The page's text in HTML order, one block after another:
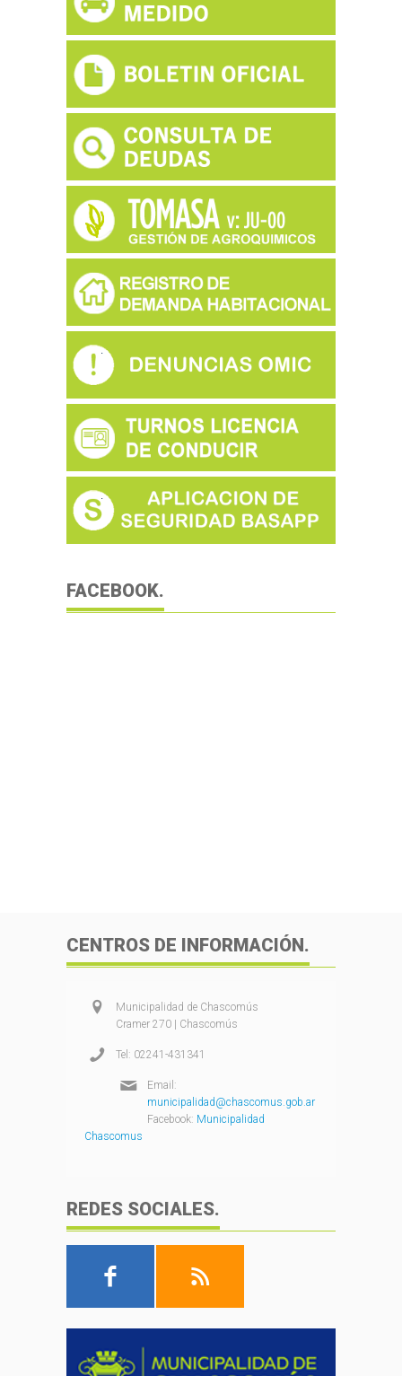
FACEBOOK.
CENTROS DE INFORMACIÓN.
Municipalidad de Chascomús
Cramer 270 | Chascomús
Tel: 02241-431341
Email:
municipalidad@chascomus.gob.ar
Facebook: Municipalidad
Chascomus
REDES SOCIALES.